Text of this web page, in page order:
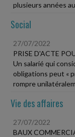
plusieurs années
Social
27/07/2022
PRISE D'ACTE
Un salarié qui
obligations peut «
rompre
Vie des affaires
27/07/2022
BAUX